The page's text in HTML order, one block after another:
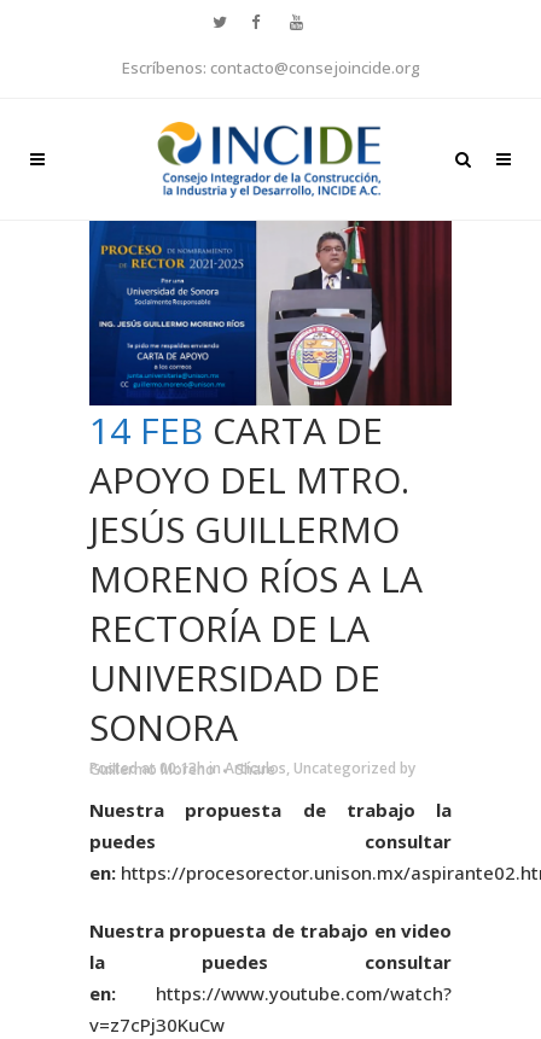
Escríbenos: contacto@consejoincide.org
14 FEB CARTA DE
APOYO DEL MTRO.
JESÚS GUILLERMO
MORENO RÍOS A LA
RECTORÍA DE LA
UNIVERSIDAD DE
SONORA
Posted at 00:13hinArtículos, Uncategorized by
Guillermo Moreno Share
Nuestra propuesta de trabajo la
puedes consultar
en: https://procesorector.unison.mx/
Nuestra propuesta de trabajo en video
la puedes consultar
en:
https://www.youtube.com/watch?
v=z7cPj30KuCw